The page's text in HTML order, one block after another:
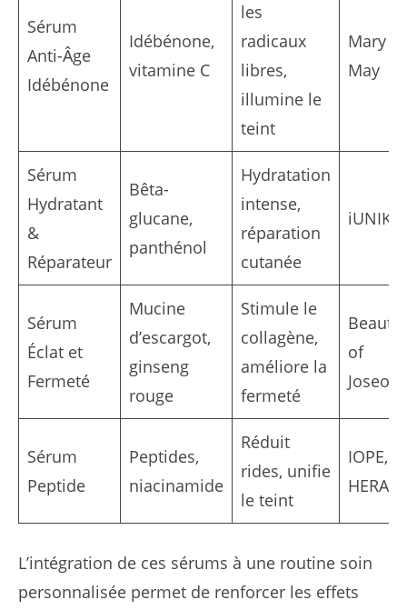
Sérum
Anti-Âge
Idébénone
Idébénone,
vitamine C
les
radicaux
libres,
illumine le
teint
Mary &
May
Sérum
Hydratant
&
Réparateur
Bêta-
glucane,
panthénol
Hydratation
intense,
réparation
cutanée
iUNIK
Sérum
Éclat et
Fermeté
Mucine
d’escargot,
ginseng
rouge
Stimule le
collagène,
améliore la
fermeté
Beauty
of
Joseon
Sérum
Peptide
Peptides,
niacinamide
Réduit
rides, unifie
le teint
IOPE,
HERA
L’intégration de ces sérums à une routine soin
personnalisée permet de renforcer les effets